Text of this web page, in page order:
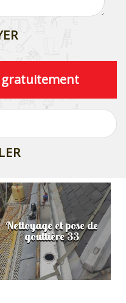
gratuitement
Nettoyage et pose de
gouttière 33